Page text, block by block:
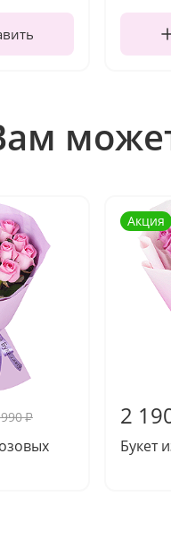
₽
Акция
2
Букет